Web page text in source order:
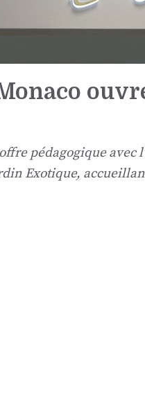
pédagogique avec
Exotique,